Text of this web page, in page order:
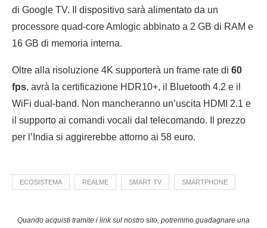
di Google TV. Il dispositivo sarà alimentato da un
processore quad-core Amlogic abbinato a 2 GB di RAM e
16 GB di memoria interna.
Oltre alla risoluzione 4K supporterà un frame rate di 60
fps, avrà la certificazione HDR10+, il Bluetooth 4.2 e il
WiFi dual-band. Non mancheranno un’uscita HDMI 2.1 e
il supporto ai comandi vocali dal telecomando. Il prezzo
per l’India si aggirerebbe attorno ai 58 euro.
ECOSISTEMA REALME SMART TV SMARTPHONE
Quando acquisti tramite i link sul nostro sito, potremmo guadagnare una